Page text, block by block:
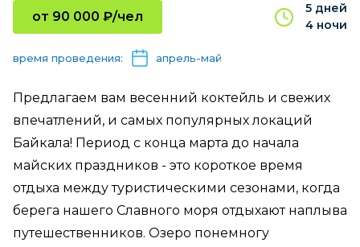
от 90 000 ₽/чел
5 дней
4 ночи
время проведения: апрель-май
Предлагаем вам весенний коктейль и свежих
впечатлений, и самых популярных локаций
Байкала! Период с конца марта до начала
майских праздников - это короткое время
отдыха между туристическими сезонами, когда
берега нашего Славного моря отдыхают наплыва
путешественников. Озеро понемногу